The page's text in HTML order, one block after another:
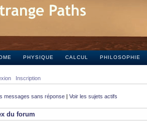
PHYSIQUE CALCUL PHILOSOPHIE
Inscription
messages sans réponse | Voir les sujets actifs
du forum